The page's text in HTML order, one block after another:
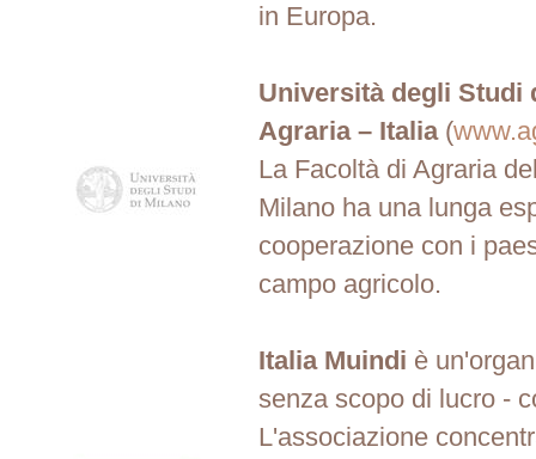
in Europa.
Università degli Studi
Agraria – Italia(
La Facoltà di Agraria
Milano ha una lunga
cooperazione con i
campo agricolo.
Italia Muindi è
senza scopo di lucro -
L'associazione